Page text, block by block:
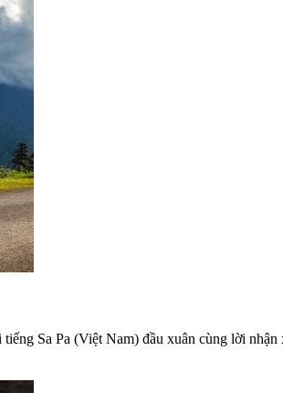
Sa Pa (Việt Nam) đầu xuân cùng lời